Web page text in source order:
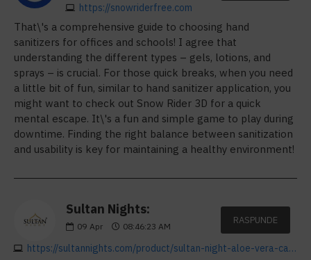
https://snowriderfree.com
That\'s a comprehensive guide to choosing hand
sanitizers for offices and schools! I agree that
understanding the different types – gels, lotions, and
sprays – is crucial. For those quick breaks, when you need
a little bit of fun, similar to hand sanitizer application, you
might want to check out Snow Rider 3D for a quick
mental escape. It\'s a fun and simple game to play during
downtime. Finding the right balance between sanitization
and usability is key for maintaining a healthy environment!
Sultan Nights:
09 Apr 08:46:23 AM
https://sultannights.com/product/sultan-night-aloe-vera-capsule
RASPUNDE